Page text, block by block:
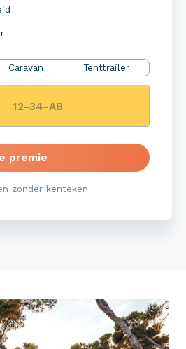
Caravan Tenttrailer
premie
zonder kenteken